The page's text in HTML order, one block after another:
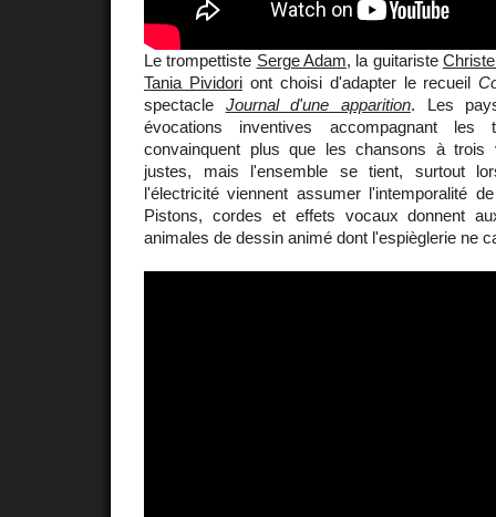
Le trompettiste Serge Adam, la guitariste
Tania Pividoriont choisi d'adapter le recueil
spectacle Journal d'une apparition. Les
évocations inventives accompagnant les
convainquent plus que les chansons à trois
justes, mais l'ensemble se tient, surtout
l'électricité viennent assumer l'intemporalité
Pistons, cordes et effets vocaux donnent
animales de dessin animé dont l'espièglerie ne